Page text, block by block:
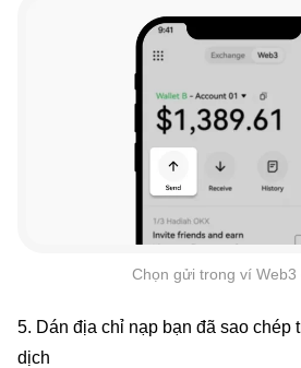
Chọn gửi trong ví Web3
5. Dán địa chỉ nạp bạn đã sao chép
dịch